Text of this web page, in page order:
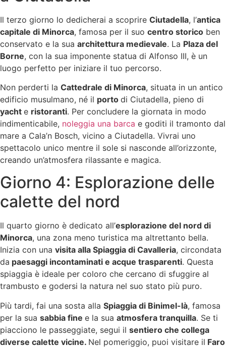
Il terzo giorno lo dedicherai a scoprire Ciutadella, l’antica
capitale di Minorca, famosa per il suo centro storico ben
conservato e la sua architettura medievale. La Plaza del
Borne, con la sua imponente statua di Alfonso III, è un
luogo perfetto per iniziare il tuo percorso.
Non perderti la Cattedrale di Minorca, situata in un antico
edificio musulmano, né il porto di Ciutadella, pieno di
yacht e ristoranti. Per concludere la giornata in modo
indimenticabile, noleggia una barca e goditi il tramonto dal
mare a Cala’n Bosch, vicino a Ciutadella. Vivrai uno
spettacolo unico mentre il sole si nasconde all’orizzonte,
creando un’atmosfera rilassante e magica.
Giorno 4: Esplorazione delle
calette del nord
Il quarto giorno è dedicato all’esplorazione del nord di
Minorca, una zona meno turistica ma altrettanto bella.
Inizia con una visita alla Spiaggia di Cavalleria, circondata
da paesaggi incontaminati e acque trasparenti. Questa
spiaggia è ideale per coloro che cercano di sfuggire al
trambusto e godersi la natura nel suo stato più puro.
Più tardi, fai una sosta alla Spiaggia di Binimel-là, famosa
per la sua sabbia fine e la sua atmosfera tranquilla. Se ti
piacciono le passeggiate, segui il sentiero che collega
diverse calette vicine. Nel pomeriggio, puoi visitare il Faro